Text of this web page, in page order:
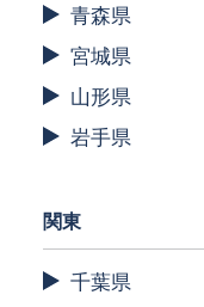
青森県
宮城県
山形県
岩手県
関東
千葉県